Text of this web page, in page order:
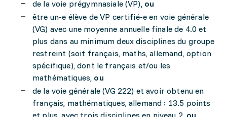
de la voie prégymnasiale (VP), ou
être un-e élève de VP certifié-e en voie générale
(VG) avec une moyenne annuelle finale de 4.0 et
plus dans au minimum deux disciplines du groupe
restreint (soit français, maths, allemand, option
spécifique), dont le français et/ou les
mathématiques, ou
de la voie générale (VG 222) et avoir obtenu en
français, mathématiques, allemand : 13.5 points
et plus, avec trois disciplines en niveau 2, ou